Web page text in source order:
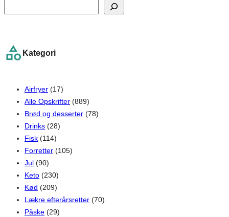
e
c
Kategori
Airfryer (17)
Alle Opskrifter (889)
Brød og desserter (78)
Drinks (28)
Fisk (114)
Forretter (105)
Jul (90)
Keto (230)
Kød (209)
Lækre efterårsretter (70)
Påske (29)